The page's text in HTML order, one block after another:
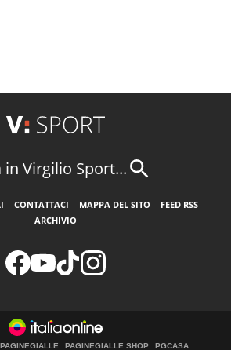
in Virgilio Sport...
CONTATTACI MAPPA DEL SITO
FEED RSS
ARCHIVIO
PAGINEGIALLE PAGINEGIALLE SHOP PGCASA